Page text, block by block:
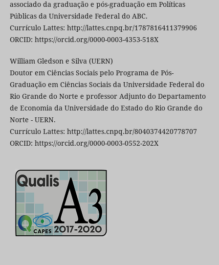
associado da graduação e pós-graduação em Políticas
Públicas da Universidade Federal do ABC.
Currículo Lattes: http://lattes.cnpq.br/1787816411379906
ORCID: https://orcid.org/0000-0003-4353-518X
William Gledson e Silva (UERN)
Doutor em Ciências Sociais pelo Programa de Pós-
Graduação em Ciências Sociais da Universidade Federal do
Rio Grande do Norte e professor Adjunto do Departamento
de Economia da Universidade do Estado do Rio Grande do
Norte - UERN.
Currículo Lattes: http://lattes.cnpq.br/8040374420778707
ORCID: https://orcid.org/0000-0003-0552-202X